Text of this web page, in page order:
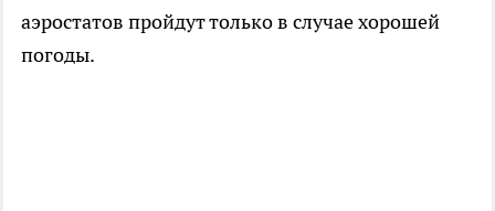
аэростатов пройдут только в случае хорошей
погоды.